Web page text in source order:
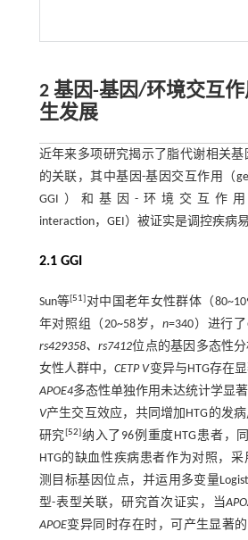
2 基因-基因/环境交互作
生发展
近年来多项研究揭示了脂代谢相关基
的关联，其中基因-基因交互作用（
GGI）和基因-环境交互作用（
interaction，GEI）被证实是调控疾病
2.1 GGI
Sun等[51] 对中国老年女性群体（
年对照组（20~58岁，n=340）进行了
rs429358、rs7412位点的基因多态性
女性人群中，CETP V变异与HTG存在
APOE4多态性单独作用未达统计学显
V产生交互效应，共同增加HTG的发
研究[52]纳入了96例重度HTG患者，
HTG的缺血性疾病患者作为对照，
测目标基因位点，并运用多变量
型-表型关联，研究首次证实，当
APOE变异同时存在时，可产生显著